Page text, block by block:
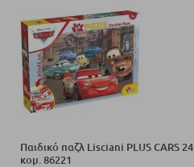
Παιδικό παζλ Lisciani PLUS CARS 24
κομ. 86221